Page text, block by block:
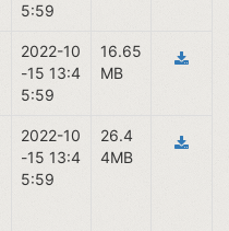
5:59
2022-10
-15 13:4
5:59
16.65
MB
2022-10
-15 13:4
5:59
26.4
4MB